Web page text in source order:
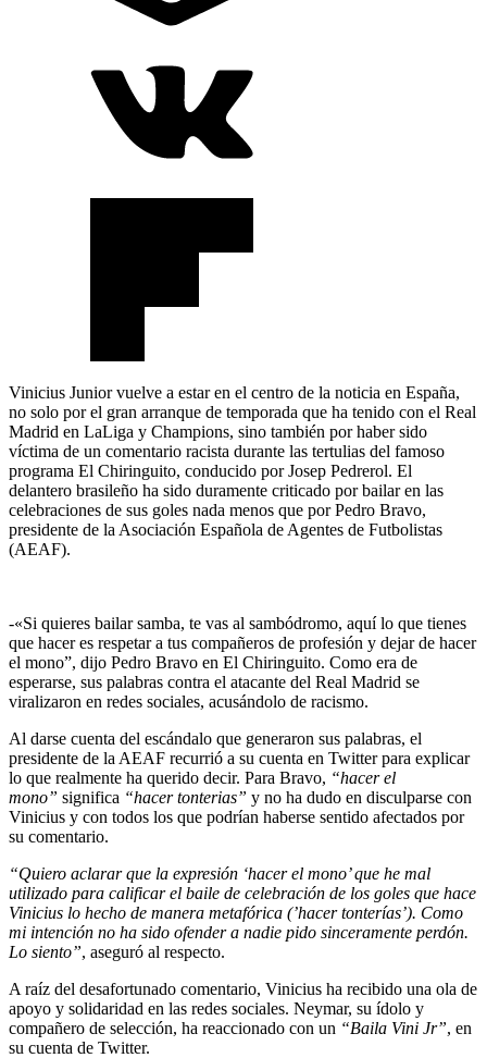
Vinicius Junior vuelve a estar en el centro de la noticia en España,
no solo por el gran arranque de temporada que ha tenido con el Real
Madrid en LaLiga y Champions, sino también por haber sido
víctima de un comentario racista durante las tertulias del famoso
programa El Chiringuito, conducido por Josep Pedrerol. El
delantero brasileño ha sido duramente criticado por bailar en las
celebraciones de sus goles nada menos que por Pedro Bravo,
presidente de la Asociación Española de Agentes de Futbolistas
(AEAF).
-«Si quieres bailar samba, te vas al sambódromo, aquí lo que tienes
que hacer es respetar a tus compañeros de profesión y dejar de hacer
el mono”, dijo Pedro Bravo en El Chiringuito. Como era de
esperarse, sus palabras contra el atacante del Real Madrid se
viralizaron en redes sociales, acusándolo de racismo.
Al darse cuenta del escándalo que generaron sus palabras, el
presidente de la AEAF recurrió a su cuenta en Twitter para explicar
lo que realmente ha querido decir. Para Bravo, “hacer el
mono” significa “hacer tonterias” y no ha dudo en disculparse con
Vinicius y con todos los que podrían haberse sentido afectados por
su comentario.
“Quiero aclarar que la expresión ‘hacer el mono’ que he mal
utilizado para calificar el baile de celebración de los goles que hace
Vinicius lo hecho de manera metafórica (’hacer tonterías’). Como
mi intención no ha sido ofender a nadie pido sinceramente perdón.
Lo siento”, aseguró al respecto.
A raíz del desafortunado comentario, Vinicius ha recibido una ola de
apoyo y solidaridad en las redes sociales. Neymar, su ídolo y
compañero de selección, ha reaccionado con un “Baila Vini Jr”, en
su cuenta de Twitter.